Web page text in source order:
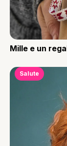
Mille e un
Salute